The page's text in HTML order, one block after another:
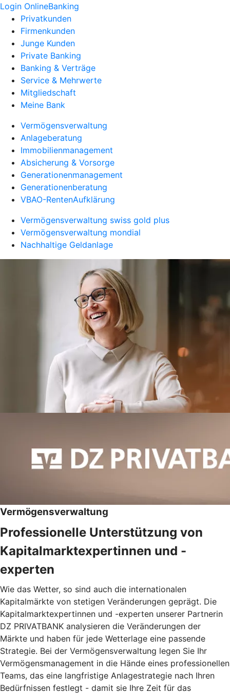
Login OnlineBanking
Privatkunden
Firmenkunden
Junge Kunden
Private Banking
Banking & Verträge
Service & Mehrwerte
Mitgliedschaft
Meine Bank
Vermögensverwaltung
Anlageberatung
Immobilienmanagement
Absicherung & Vorsorge
Generationenmanagement
Generationenberatung
VBAO-RentenAufklärung
Vermögensverwaltung swiss gold plus
Vermögensverwaltung mondial
Nachhaltige Geldanlage
Vermögensverwaltung
Professionelle Unterstützung von
Kapitalmarktexpertinnen und -
experten
Wie das Wetter, so sind auch die internationalen
Kapitalmärkte von stetigen Veränderungen geprägt. Die
Kapitalmarktexpertinnen und -experten unserer Partnerin
DZ PRIVATBANK analysieren die Veränderungen der
Märkte und haben für jede Wetterlage eine passende
Strategie. Bei der Vermögensverwaltung legen Sie Ihr
Vermögensmanagement in die Hände eines professionellen
Teams, das eine langfristige Anlagestrategie nach Ihren
Bedürfnissen festlegt - damit sie Ihre Zeit für das